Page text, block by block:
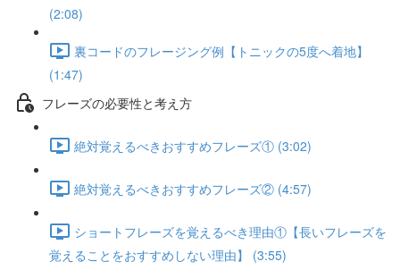
(2:08)
裏コードのフレージング例【トニックの5度へ着地】
(1:47)
フレーズの必要性と考え方
絶対覚えるべきおすすめフレーズ① (3:02)
絶対覚えるべきおすすめフレーズ② (4:57)
ショートフレーズを覚えるべき理由①【長いフレーズを
覚えることをおすすめしない理由】 (3:55)